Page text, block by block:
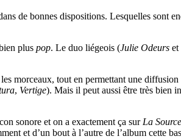
de bonnes dispositions. Lesquelles sont
plus pop. Le duo liégeois (Julie Odeurs et
morceaux, tout en permettant une
, Vertige). Mais il peut aussi être très bien
sonore et on a exactement ça sur La Source
et d’un bout à l’autre de l’album cette